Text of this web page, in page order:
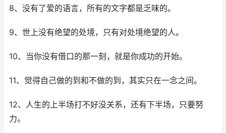
8、没有了爱的语言，所有的文字都是乏味的。
9、世上没有绝望的处境，只有对处境绝望的人。
10、当你没有借口的那一刻，就是你成功的开始。
11、觉得自己做的到和不做的到，其实只在一念之间。
12、人生的上半场打不好没关系，还有下半场，只要努
力。